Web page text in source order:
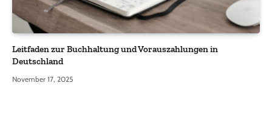
Leitfaden zur Buchhaltung und Vorauszahlungen in
Deutschland
November 17, 2025